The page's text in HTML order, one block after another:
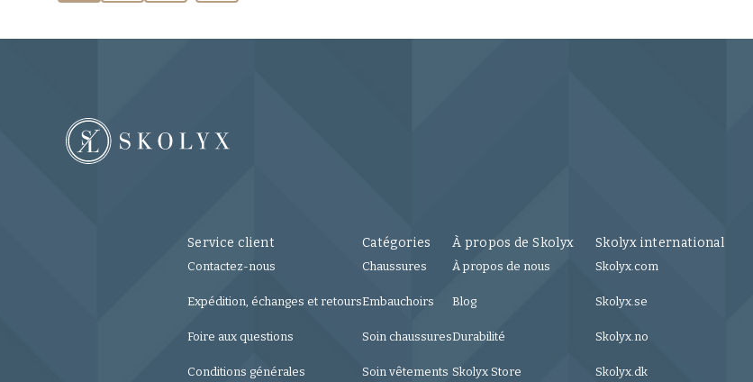
Service client
Contactez-nous
Expédition, échanges et retours
Foire aux questions
Conditions générales
Catégories
Chaussures
Embauchoirs
Soin chaussures
Soin vêtements
À propos de Skolyx
À propos de nous
Blog
Durabilité
Skolyx Store
Skolyx international
Skolyx.com
Skolyx.se
Skolyx.no
Skolyx.dk